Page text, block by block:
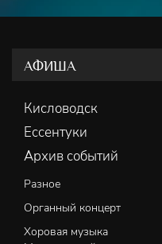
АФИША
Кисловодск
Ессентуки
Архив событий
Разное
Органный концерт
Хоровая музыка